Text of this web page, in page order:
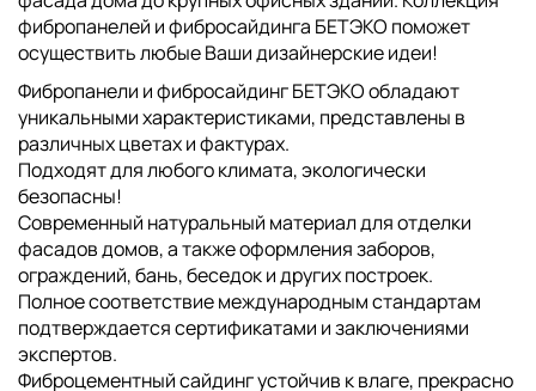
фибропанелей и фибросайдинга БЕТЭКО поможет
осуществить любые Ваши дизайнерские идеи!
Фибропанели и фибросайдинг БЕТЭКО обладают
уникальными характеристиками, представлены в
различных цветах и фактурах.
Подходят для любого климата, экологически
безопасны!
Современный натуральный материал для отделки
фасадов домов, а также оформления заборов,
ограждений, бань, беседок и других построек.
Полное соответствие международным стандартам
подтверждается сертификатами и заключениями
экспертов.
Фиброцементный сайдинг устойчив к влаге, прекрасно